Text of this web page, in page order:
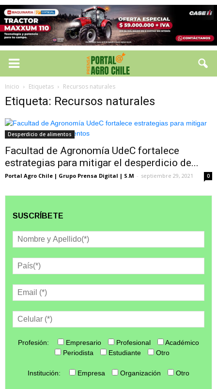
Inicio Etiquetas Recursos naturales
Etiqueta: Recursos naturales
Desperdicio de alimentos
Facultad de Agronomía UdeC fortalece
estrategias para mitigar el desperdicio de...
Portal Agro Chile | Grupo Prensa Digital | S.M - septiembre 29, 2021 0
SUSCRÍBETE
Profesión: Empresario Profesional
Académico
Periodista
Estudiante Otro
Institución: Empresa Organización Otro